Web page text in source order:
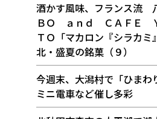
酒かす風味、フランス流
ＢＯ ａｎｄ ＣＡＦＥ
ＴＯ「マカロン『シラカ
北・盛夏の銘菓（９）
今週末、大潟村で「ひま
ミニ電車など催し多彩